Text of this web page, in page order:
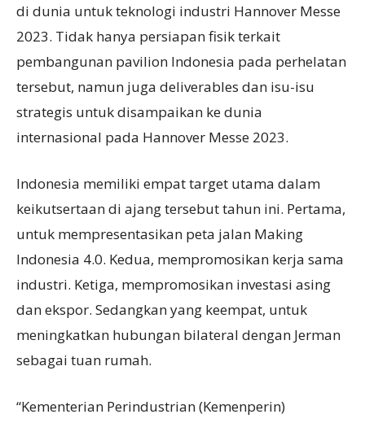
di dunia untuk teknologi industri Hannover Messe
2023. Tidak hanya persiapan fisik terkait
pembangunan pavilion Indonesia pada perhelatan
tersebut, namun juga deliverables dan isu-isu
strategis untuk disampaikan ke dunia
internasional pada Hannover Messe 2023.
Indonesia memiliki empat target utama dalam
keikutsertaan di ajang tersebut tahun ini. Pertama,
untuk mempresentasikan peta jalan Making
Indonesia 4.0. Kedua, mempromosikan kerja sama
industri. Ketiga, mempromosikan investasi asing
dan ekspor. Sedangkan yang keempat, untuk
meningkatkan hubungan bilateral dengan Jerman
sebagai tuan rumah.
“Kementerian Perindustrian (Kemenperin)